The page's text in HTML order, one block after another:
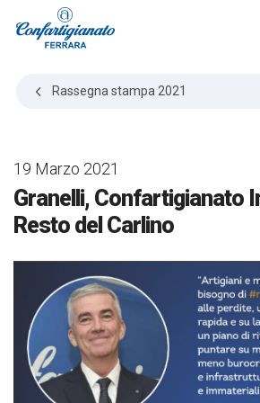
Rassegna stampa 2021
19 Marzo 2021
Granelli, Confartigianato
Resto del Carlino